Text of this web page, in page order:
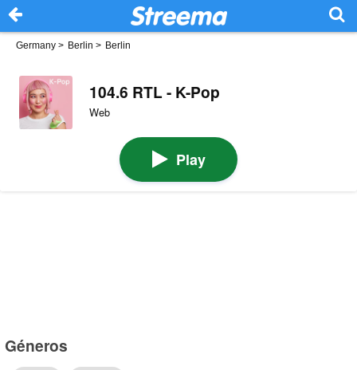
Germany > Berlin > Berlin
104.6 RTL - K-Pop
Web
Play
Géneros